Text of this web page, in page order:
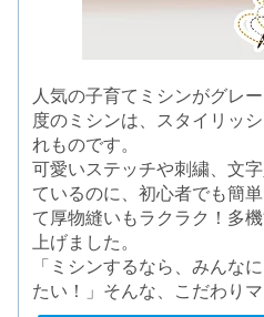
人気の子育てミシンがグレ
度のミシンは、スタイリッ
れものです。
可愛いステッチや刺繍、文
ているのに、初心者でも簡
て厚物縫いもラクラク！多
上げました。
「ミシンするなら、みんな
たい！」そんな、こだわり